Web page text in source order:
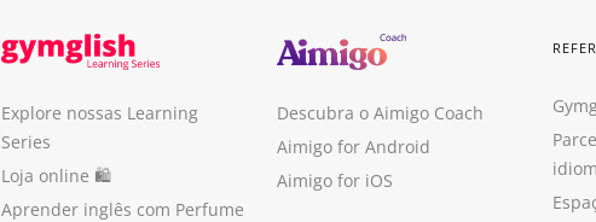
Explore nossas Learning
Series
Loja online 🛍
Aprender inglês com Perfume
Descubra o Aimigo Coach
Aimigo for Android
Aimigo for iOS